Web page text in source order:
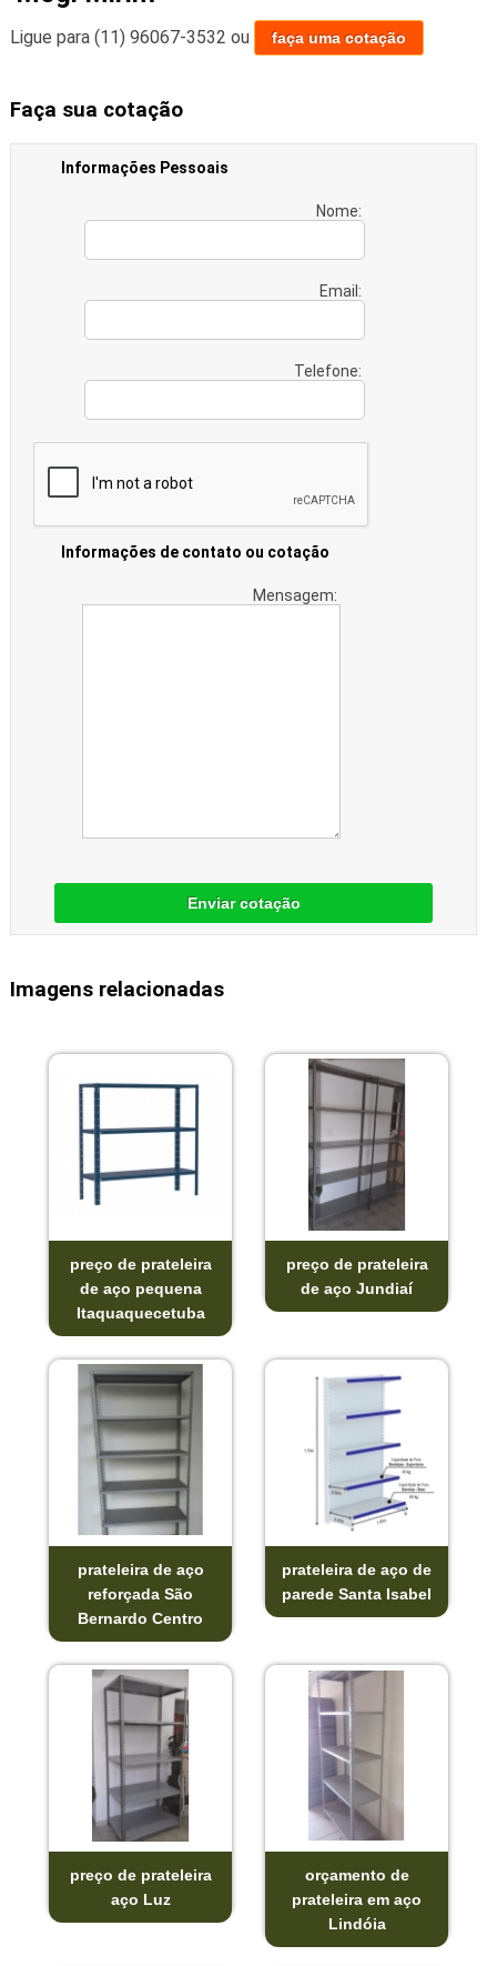
Ligue para (11) 96067-3532 ou faça uma cotação
Faça sua cotação
Informações Pessoais
Nome:
Email:
Telefone:
Informações de contato ou cotação
Mensagem:
Enviar cotação
Imagens relacionadas
preço de prateleira
de aço pequena
Itaquaquecetuba
preço de prateleira
de aço Jundiaí
prateleira de aço
reforçada São
Bernardo Centro
prateleira de aço de
parede Santa Isabel
preço de prateleira
aço Luz
orçamento de
prateleira em aço
Lindóia